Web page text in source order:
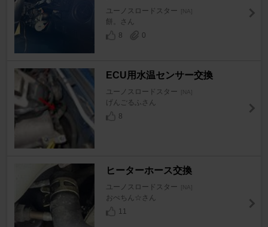
ユーノスロードスター [NA]
餅。さん
8
0
ECU用水温センサー交換
ユーノスロードスター [NA]
げんごるふさん
8
ヒーターホース交換
ユーノスロードスター [NA]
おぺちん☆さん
11